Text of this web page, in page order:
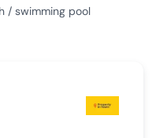
/ swimming pool